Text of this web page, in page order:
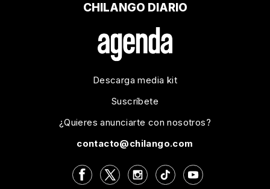
CHILANGO DIARIO
Descarga media kit
Suscríbete
¿Quieres anunciarte con nosotros?
contacto@chilango.com